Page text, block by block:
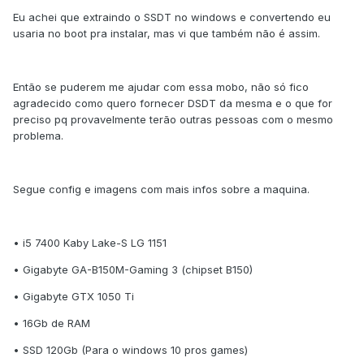
Eu achei que extraindo o SSDT no windows e convertendo eu
usaria no boot pra instalar, mas vi que também não é assim.
Então se puderem me ajudar com essa mobo, não só fico
agradecido como quero fornecer DSDT da mesma e o que for
preciso pq provavelmente terão outras pessoas com o mesmo
problema.
Segue config e imagens com mais infos sobre a maquina.
• i5 7400 Kaby Lake-S LG 1151
• Gigabyte GA-B150M-Gaming 3 (chipset B150)
• Gigabyte GTX 1050 Ti
• 16Gb de RAM
• SSD 120Gb (Para o windows 10 pros games)